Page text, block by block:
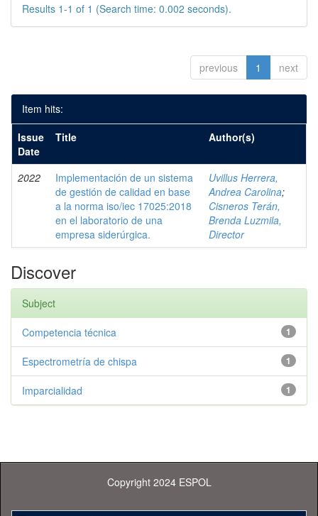
Results 1-1 of 1 (Search time: 0.002 seconds).
previous 1 next
Item hits:
Issue
Date
Title Author(s)
2022
Implementación de un sistema
de gestión de calidad en base
a la norma iso/iec 17025:2018
en el laboratorio de una
empresa siderúrgica.
Uvillus Herrera,
Andrea Carolina;
Cisneros Terán,
Brenda Luzmila,
Director
Discover
Subject
1
Competencia técnica
1
Espectrometría de chispa
1
Imparcialidad
Copyright 2024 ESPOL